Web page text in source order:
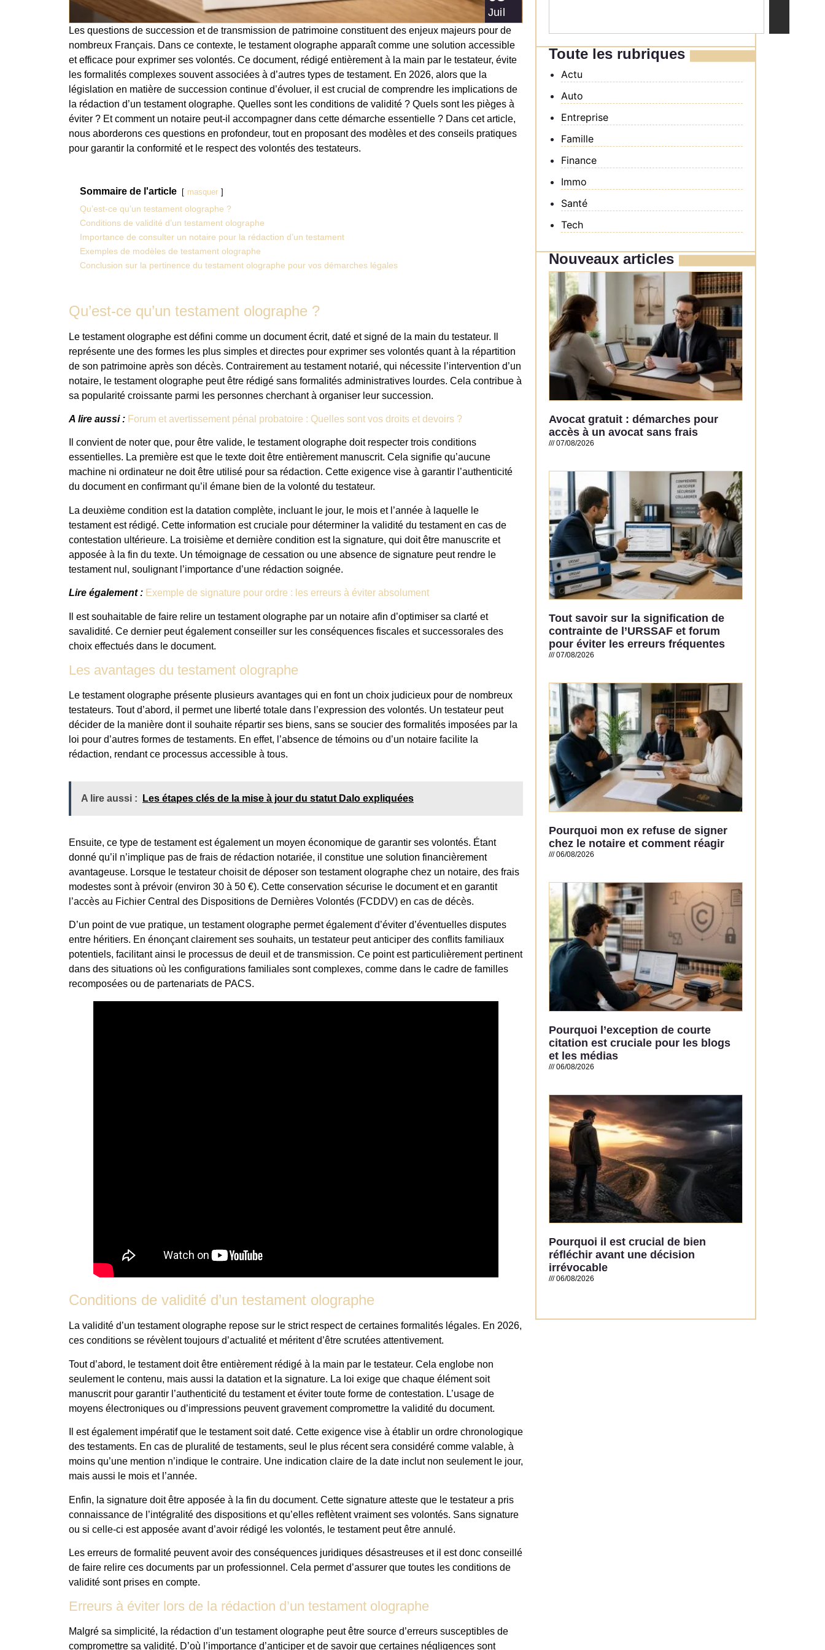
Juil
Les questions de succession et de transmission de patrimoine constituent des enjeux majeurs pour de
nombreux Français. Dans ce contexte, le testament olographe apparaît comme une solution accessible
et efficace pour exprimer ses volontés. Ce document, rédigé entièrement à la main par le testateur, évite
les formalités complexes souvent associées à d’autres types de testament. En 2026, alors que la
législation en matière de succession continue d’évoluer, il est crucial de comprendre les implications de
la rédaction d’un testament olographe. Quelles sont les conditions de validité ? Quels sont les pièges à
éviter ? Et comment un notaire peut-il accompagner dans cette démarche essentielle ? Dans cet article,
nous aborderons ces questions en profondeur, tout en proposant des modèles et des conseils pratiques
pour garantir la conformité et le respect des volontés des testateurs.
Sommaire de l'article masquer
Qu’est-ce qu’un testament olographe ?
Conditions de validité d’un testament olographe
Importance de consulter un notaire pour la rédaction d’un testament
Exemples de modèles de testament olographe
Conclusion sur la pertinence du testament olographe pour vos démarches légales
Qu’est-ce qu’un testament olographe ?
Le testament olographe est défini comme un document écrit, daté et signé de la main du testateur. Il
représente une des formes les plus simples et directes pour exprimer ses volontés quant à la répartition
de son patrimoine après son décès. Contrairement au testament notarié, qui nécessite l’intervention d’un
notaire, le testament olographe peut être rédigé sans formalités administratives lourdes. Cela contribue à
sa popularité croissante parmi les personnes cherchant à organiser leur succession.
A lire aussi : Forum et avertissement pénal probatoire : Quelles sont vos droits et devoirs ?
Il convient de noter que, pour être valide, le testament olographe doit respecter trois conditions
essentielles. La première est que le texte doit être entièrement manuscrit. Cela signifie qu’aucune
machine ni ordinateur ne doit être utilisé pour sa rédaction. Cette exigence vise à garantir l’authenticité
du document en confirmant qu’il émane bien de la volonté du testateur.
La deuxième condition est la datation complète, incluant le jour, le mois et l’année à laquelle le
testament est rédigé. Cette information est cruciale pour déterminer la validité du testament en cas de
contestation ultérieure. La troisième et dernière condition est la signature, qui doit être manuscrite et
apposée à la fin du texte. Un témoignage de cessation ou une absence de signature peut rendre le
testament nul, soulignant l’importance d’une rédaction soignée.
Lire également : Exemple de signature pour ordre : les erreurs à éviter absolument
Il est souhaitable de faire relire un testament olographe par un notaire afin d’optimiser sa clarté et
savalidité. Ce dernier peut également conseiller sur les conséquences fiscales et successorales des
choix effectués dans le document.
Les avantages du testament olographe
Le testament olographe présente plusieurs avantages qui en font un choix judicieux pour de nombreux
testateurs. Tout d’abord, il permet une liberté totale dans l’expression des volontés. Un testateur peut
décider de la manière dont il souhaite répartir ses biens, sans se soucier des formalités imposées par la
loi pour d’autres formes de testaments. En effet, l’absence de témoins ou d’un notaire facilite la
rédaction, rendant ce processus accessible à tous.
A lire aussi : Les étapes clés de la mise à jour du statut Dalo expliquées
Ensuite, ce type de testament est également un moyen économique de garantir ses volontés. Étant
donné qu’il n’implique pas de frais de rédaction notariée, il constitue une solution financièrement
avantageuse. Lorsque le testateur choisit de déposer son testament olographe chez un notaire, des frais
modestes sont à prévoir (environ 30 à 50 €). Cette conservation sécurise le document et en garantit
l’accès au Fichier Central des Dispositions de Dernières Volontés (FCDDV) en cas de décès.
D’un point de vue pratique, un testament olographe permet également d’éviter d’éventuelles disputes
entre héritiers. En énonçant clairement ses souhaits, un testateur peut anticiper des conflits familiaux
potentiels, facilitant ainsi le processus de deuil et de transmission. Ce point est particulièrement pertinent
dans des situations où les configurations familiales sont complexes, comme dans le cadre de familles
recomposées ou de partenariats de PACS.
Conditions de validité d’un testament olographe
La validité d’un testament olographe repose sur le strict respect de certaines formalités légales. En 2026,
ces conditions se révèlent toujours d’actualité et méritent d’être scrutées attentivement.
Tout d’abord, le testament doit être entièrement rédigé à la main par le testateur. Cela englobe non
seulement le contenu, mais aussi la datation et la signature. La loi exige que chaque élément soit
manuscrit pour garantir l’authenticité du testament et éviter toute forme de contestation. L’usage de
moyens électroniques ou d’impressions peuvent gravement compromettre la validité du document.
Il est également impératif que le testament soit daté. Cette exigence vise à établir un ordre chronologique
des testaments. En cas de pluralité de testaments, seul le plus récent sera considéré comme valable, à
moins qu’une mention n’indique le contraire. Une indication claire de la date inclut non seulement le jour,
mais aussi le mois et l’année.
Enfin, la signature doit être apposée à la fin du document. Cette signature atteste que le testateur a pris
connaissance de l’intégralité des dispositions et qu’elles reflètent vraiment ses volontés. Sans signature
ou si celle-ci est apposée avant d’avoir rédigé les volontés, le testament peut être annulé.
Les erreurs de formalité peuvent avoir des conséquences juridiques désastreuses et il est donc conseillé
de faire relire ces documents par un professionnel. Cela permet d’assurer que toutes les conditions de
validité sont prises en compte.
Erreurs à éviter lors de la rédaction d’un testament olographe
Malgré sa simplicité, la rédaction d’un testament olographe peut être source d’erreurs susceptibles de
compromettre sa validité. D’où l’importance d’anticiper et de savoir que certaines négligences sont
Toute les rubriques
Actu
Auto
Entreprise
Famille
Finance
Immo
Santé
Tech
Nouveaux articles
Avocat gratuit : démarches pour
accès à un avocat sans frais
07/08/2026
Tout savoir sur la signification de
contrainte de l’URSSAF et forum
pour éviter les erreurs fréquentes
07/08/2026
Pourquoi mon ex refuse de signer
chez le notaire et comment réagir
06/08/2026
Pourquoi l’exception de courte
citation est cruciale pour les blogs
et les médias
06/08/2026
Pourquoi il est crucial de bien
réfléchir avant une décision
irrévocable
06/08/2026